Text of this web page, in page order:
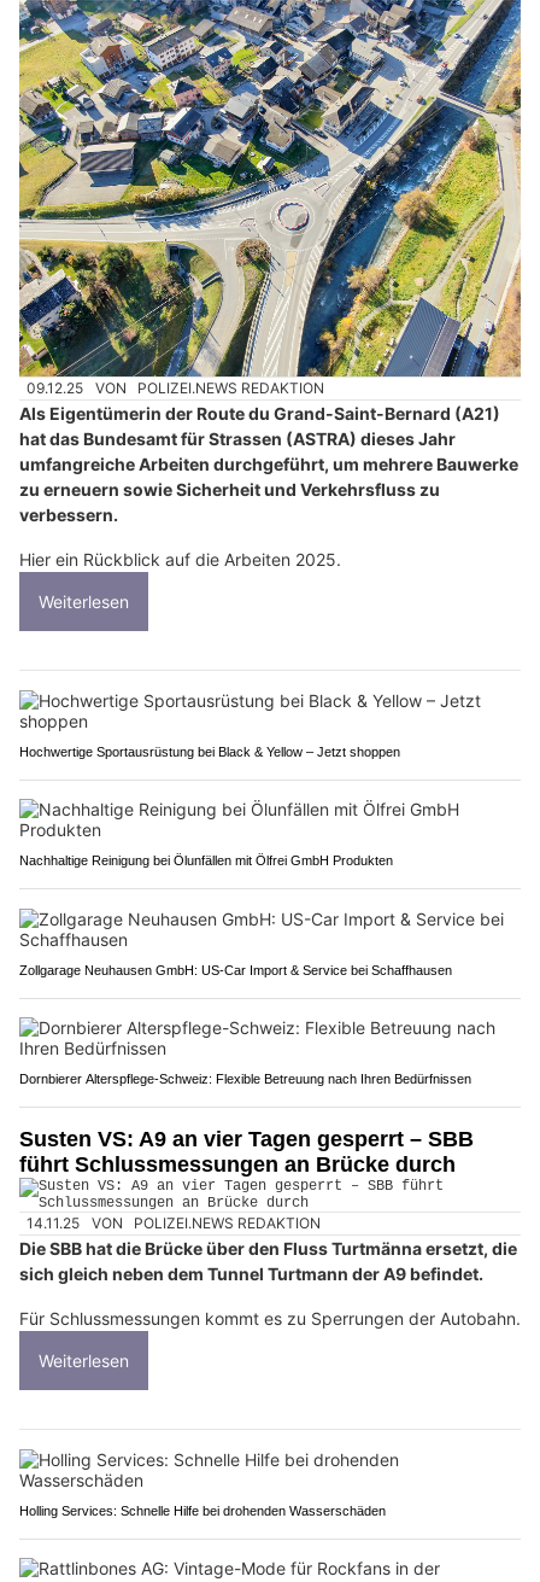
09.12.25 VON POLIZEI.NEWS REDAKTION
Als Eigentümerin der Route du Grand-Saint-Bernard (A21)
hat das Bundesamt für Strassen (ASTRA) dieses Jahr
umfangreiche Arbeiten durchgeführt, um mehrere Bauwerke
zu erneuern sowie Sicherheit und Verkehrsfluss zu
verbessern.
Hier ein Rückblick auf die Arbeiten 2025.
Weiterlesen
Hochwertige Sportausrüstung bei Black & Yellow – Jetzt shoppen
Nachhaltige Reinigung bei Ölunfällen mit Ölfrei GmbH Produkten
Zollgarage Neuhausen GmbH: US-Car Import & Service bei Schaffhausen
Dornbierer Alterspflege-Schweiz: Flexible Betreuung nach Ihren Bedürfnissen
Susten VS: A9 an vier Tagen gesperrt – SBB
führt Schlussmessungen an Brücke durch
14.11.25 VON POLIZEI.NEWS REDAKTION
Die SBB hat die Brücke über den Fluss Turtmänna ersetzt, die
sich gleich neben dem Tunnel Turtmann der A9 befindet.
Für Schlussmessungen kommt es zu Sperrungen der Autobahn.
Weiterlesen
Holling Services: Schnelle Hilfe bei drohenden Wasserschäden